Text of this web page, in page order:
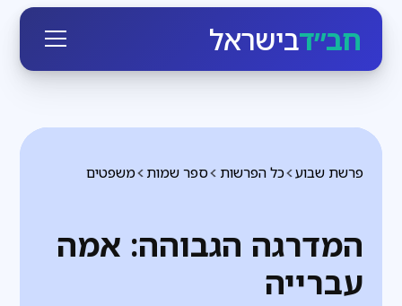
חב״דבישראל
משפטים ספר שמות כל הפרשות פרשת שבוע
המדרגה הגבוהה: אמה
עברייה